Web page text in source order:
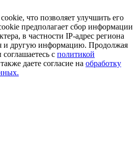
что позволяет улучшить его
предполагает сбор информации
в частности IP-адрес региона
и другую информацию. Продолжая
с политикой
даете согласие на обработку